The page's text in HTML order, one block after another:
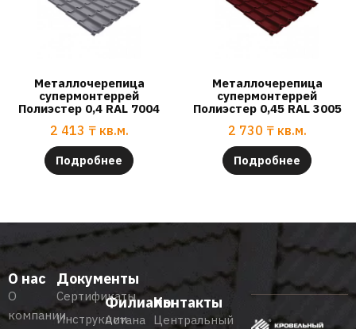
Металлочерепица
супермонтеррей
Полиэстер 0,4 RAL 7004
2 413 ₸ кв.м.
Подробнее
Металлочерепица
супермонтеррей
Полиэстер 0,45 RAL 3005
2 730 ₸ кв.м.
Подробнее
О нас
О
компании
Документы
Сертификаты
Инструкции
Филиалы
Астана
Контакты
Центральный